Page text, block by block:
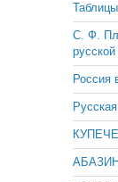
С. Ф.
Россия